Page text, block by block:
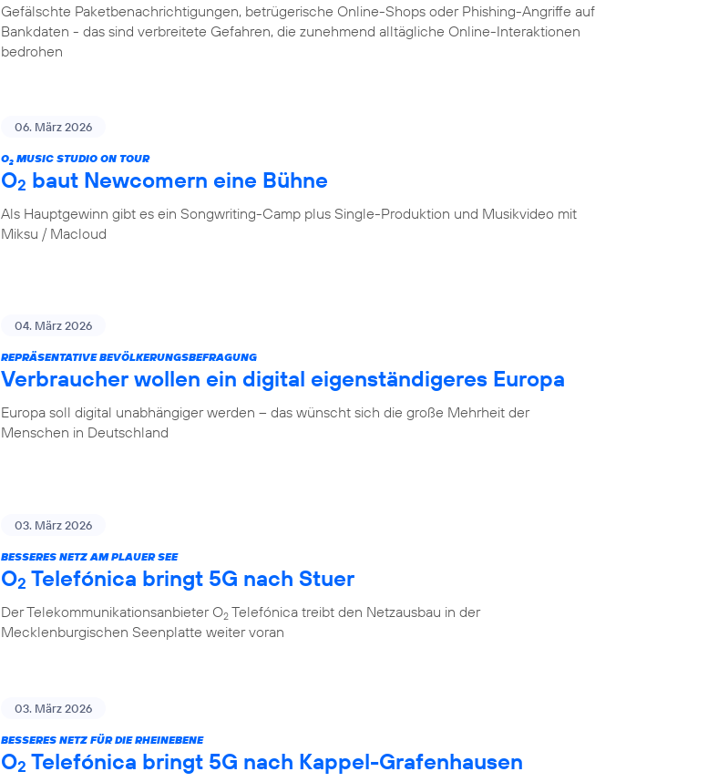
Gefälschte Paketbenachrichtigungen, betrügerische Online-Shops oder Phishing-Angriffe auf
Bankdaten - das sind verbreitete Gefahren, die zunehmend alltägliche Online-Interaktionen
bedrohen
06. März 2026
O2 MUSIC STUDIO ON TOUR
O2 baut Newcomern eine Bühne
Als Hauptgewinn gibt es ein Songwriting-Camp plus Single-Produktion und Musikvideo mit
Miksu / Macloud
04. März 2026
REPRÄSENTATIVE BEVÖLKERUNGSBEFRAGUNG
Verbraucher wollen ein digital eigenständigeres Europa
Europa soll digital unabhängiger werden – das wünscht sich die große Mehrheit der
Menschen in Deutschland
03. März 2026
BESSERES NETZ AM PLAUER SEE
O2 Telefónica bringt 5G nach Stuer
Der Telekommunikationsanbieter O2 Telefónica treibt den Netzausbau in der
Mecklenburgischen Seenplatte weiter voran
03. März 2026
BESSERES NETZ FÜR DIE RHEINEBENE
O2 Telefónica bringt 5G nach Kappel-Grafenhausen